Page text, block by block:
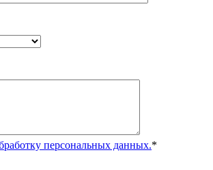
персональных данных.*